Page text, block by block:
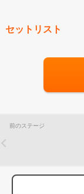
セットリスト
前のステージ